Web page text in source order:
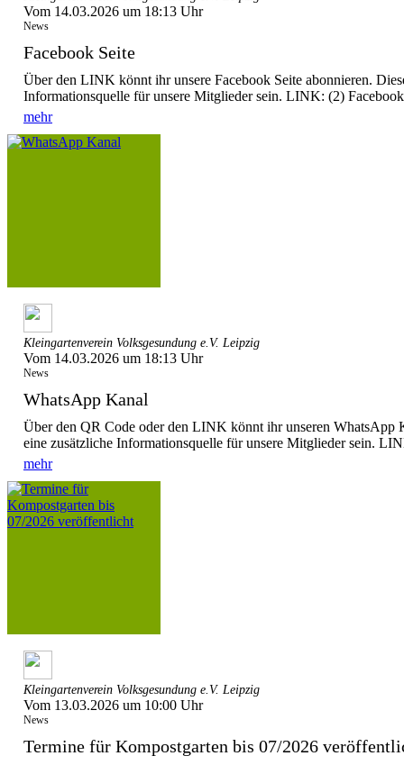
Vom 14.03.2026 um 18:13 Uhr
News
Facebook Seite
Über den LINK könnt ihr unsere Facebook Seite abonnieren.
Informationsquelle für unsere Mitglieder sein. LINK: (2) Facebook
mehr
Kleingartenverein Volksgesundung e.V. Leipzig
Vom 14.03.2026 um 18:13 Uhr
News
WhatsApp Kanal
Über den QR Code oder den LINK könnt ihr unseren WhatsApp
eine zusätzliche Informationsquelle für unsere Mitglieder sein.
mehr
Kleingartenverein Volksgesundung e.V. Leipzig
Vom 13.03.2026 um 10:00 Uhr
News
Termine für Kompostgarten bis 07/2026